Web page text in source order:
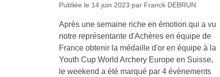
Publiée le 14 juin 2023 par Franck DEBRUN
Après une semaine riche en émotion qui a vu
notre représentante d'Achères en équipe de
France obtenir la médaille d'or en équipe à la
Youth Cup World Archery Europe en Suisse,
le weekend a été marqué par 4 évènements